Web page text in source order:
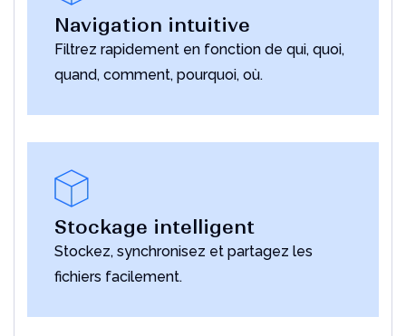
Navigation intuitive
Filtrez rapidement en fonction de qui, quoi,
quand, comment, pourquoi, où.
Stockage intelligent
Stockez, synchronisez et partagez les
fichiers facilement.